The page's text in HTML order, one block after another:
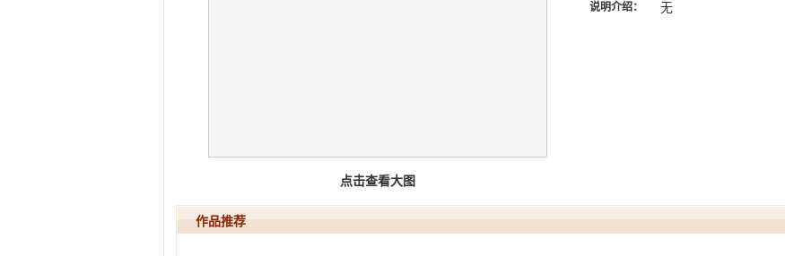
点击查看大图
说明介绍： 无
作品推荐